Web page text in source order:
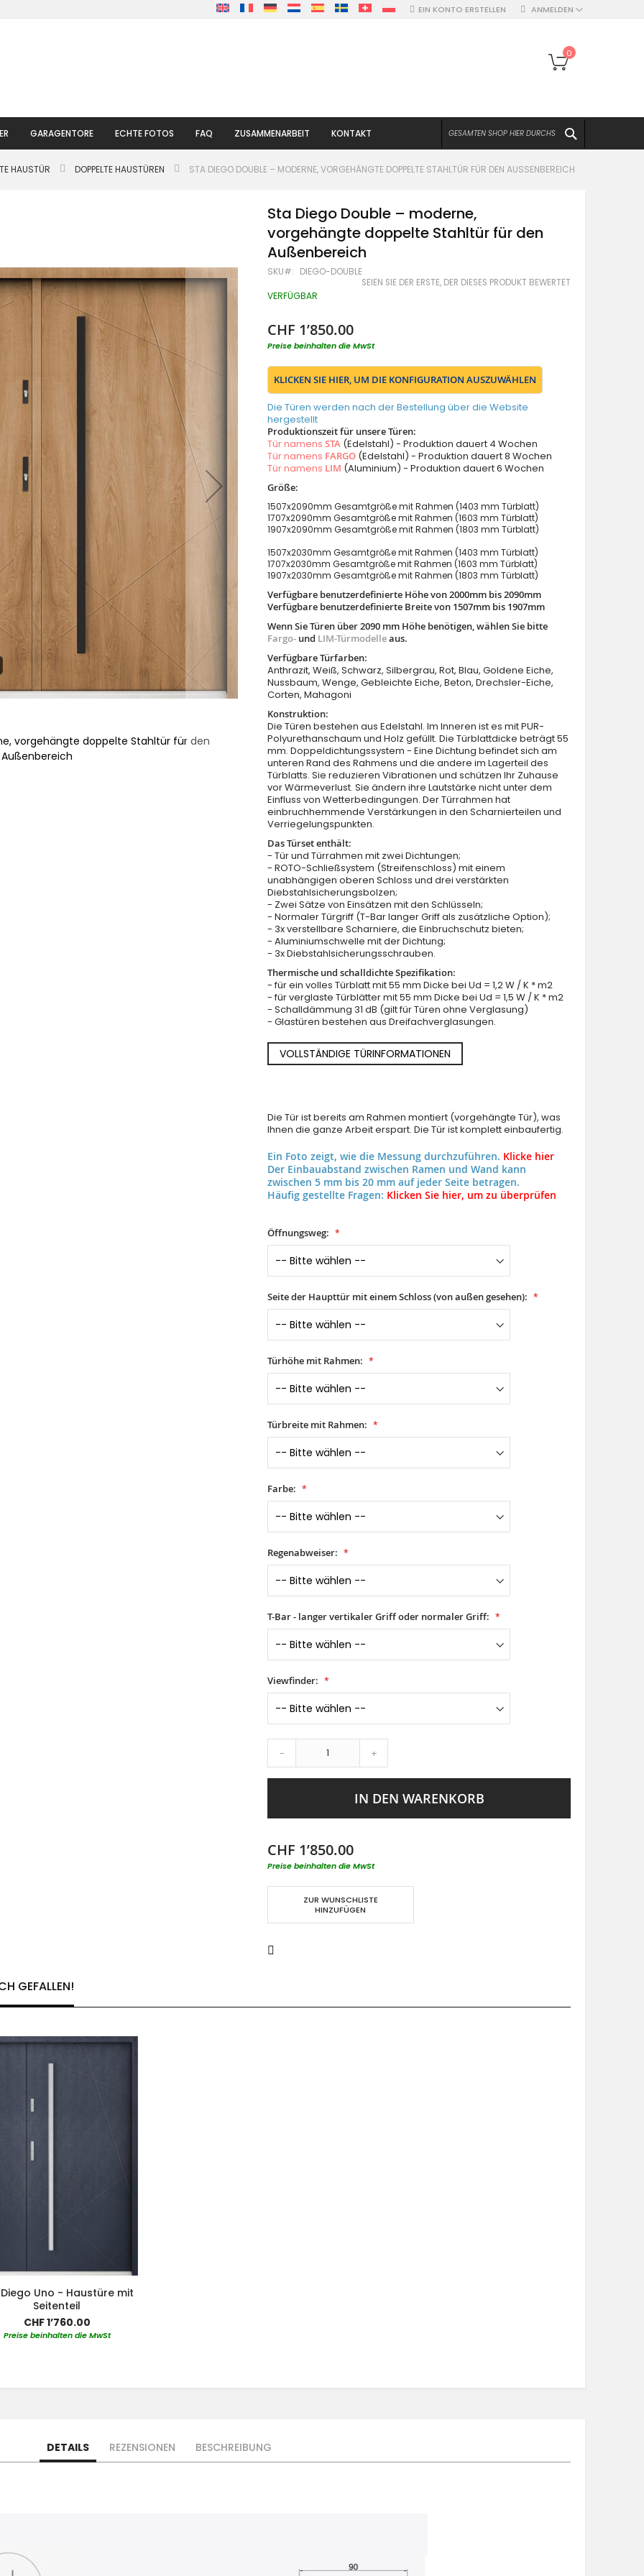
ANMELDEN
EIN KONTO ERSTELLEN
Mein
0
GARAGENTORE ECHTE FOTOS FAQ ZUSAMMENARBEIT KONTAKT
HAUSTÜR DOPPELTE HAUSTÜREN STA DIEGO DOUBLE – MODERNE, VORGEHÄNGTE DOPPELTE STAHLTÜR FÜR DEN AUSSENBEREICH
vorgehängte doppelte Stahltür für den
Außenbereich
Sta Diego Double – moderne, vorgehängte doppelte
Außenbereich
Sta Diego Double – moderne,
vorgehängte doppelte Stahltür für den
Außenbereich
SKU DIEGO-DOUBLE
SEIEN SIE DER ERSTE, DER DIESES PRODUKT BEWERTET
VERFÜGBAR
CHF 1’850.00
Preise beinhalten die MwSt
KLICKEN SIE HIER, UM DIE KONFIGURATION AUSZUWÄHLEN
Die Türen werden nach der Bestellung über die Website
hergestellt
Produktionszeit für unsere Türen:
Tür namensSTA (Edelstahl) - Produktion dauert 4 Wochen
Tür namens FARGO (Edelstahl) - Produktion dauert 8 Wochen
Tür namens LIM (Aluminium) - Produktion dauert 6 Wochen
Größe:
1507x2090mm Gesamtgröße mit Rahmen (1403 mm Türblatt)
1707x2090mm Gesamtgröße mit Rahmen (1603 mm Türblatt)
1907x2090mm Gesamtgröße mit Rahmen (1803 mm Türblatt)
1507x2030mm Gesamtgröße mit Rahmen (1403 mm Türblatt)
1707x2030mm Gesamtgröße mit Rahmen (1603 mm Türblatt)
1907x2030mm Gesamtgröße mit Rahmen (1803 mm Türblatt)
Verfügbare benutzerdefinierte Höhe von 2000mm bis 2090mm
Verfügbare benutzerdefinierte Breite von 1507mm bis 1907mm
Wenn Sie Türen über 2090 mm Höhe benötigen, wählen Sie bitte
Fargo- und LIM-Türmodelleaus.
Verfügbare Türfarben:
Anthrazit, Weiß, Schwarz, Silbergrau, Rot, Blau, Goldene Eiche,
Nussbaum, Wenge, Gebleichte Eiche, Beton, Drechsler-Eiche,
Corten, Mahagoni
Konstruktion:
Die Türen bestehen aus Edelstahl. Im Inneren ist es mit PUR-
Polyurethanschaum und Holz gefüllt. Die Türblattdicke beträgt 55
mm. Doppeldichtungssystem - Eine Dichtung befindet sich am
unteren Rand des Rahmens und die andere im Lagerteil des
Türblatts. Sie reduzieren Vibrationen und schützen Ihr Zuhause
vor Wärmeverlust. Sie ändern ihre Lautstärke nicht unter dem
Einfluss von Wetterbedingungen. Der Türrahmen hat
einbruchhemmende Verstärkungen in den Scharnierteilen und
Verriegelungspunkten.
Das Türset enthält:
- Tür und Türrahmen mit zwei Dichtungen;
- ROTO-Schließsystem (Streifenschloss) mit einem
unabhängigen oberen Schloss und drei verstärkten
Diebstahlsicherungsbolzen;
- Zwei Sätze von Einsätzen mit den Schlüsseln;
- Normaler Türgriff (T-Bar langer Griff als zusätzliche Option);
- 3x verstellbare Scharniere, die Einbruchschutz bieten;
- Aluminiumschwelle mit der Dichtung;
- 3x Diebstahlsicherungsschrauben.
Thermische und schalldichte Spezifikation:
- für ein volles Türblatt mit 55 mm Dicke bei Ud = 1,2 W / K * m2
- für verglaste Türblätter mit 55 mm Dicke bei Ud = 1,5 W / K * m2
- Schalldämmung 31 dB (gilt für Türen ohne Verglasung)
- Glastüren bestehen aus Dreifachverglasungen.
VOLLSTÄNDIGE TÜRINFORMATIONEN
Die Tür ist bereits am Rahmen montiert (vorgehängte Tür), was
Ihnen die ganze Arbeit erspart. Die Tür ist komplett einbaufertig.
Ein Foto zeigt, wie die Messung durchzuführen. Klicke hier
Der Einbauabstand zwischen Ramen und Wand kann
zwischen 5 mm bis 20 mm auf jeder Seite betragen.
Häufig gestellte Fragen: Klicken Sie hier, um zu überprüfen
Öffnungsweg:
Seite der Haupttür mit einem Schloss (von außen gesehen):
Türhöhe mit Rahmen:
Türbreite mit Rahmen:
Farbe:
Regenabweiser:
T-Bar - langer vertikaler Griff oder normaler Griff:
Viewfinder:
- +
IN DEN WARENKORB
CHF 1’850.00
Preise beinhalten die MwSt
ZUR WUNSCHLISTE
HINZUFÜGEN
GEFALLEN!
Uno - Haustüre mit
Seitenteil
CHF 1’760.00
Preise beinhalten die MwSt
DETAILS REZENSIONEN BESCHREIBUNG